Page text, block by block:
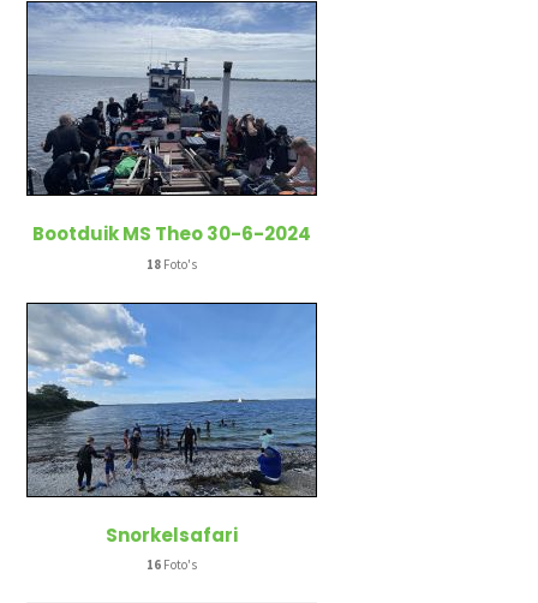
Bootduik MS Theo 30-6-2024
18 Foto's
Snorkelsafari
16 Foto's